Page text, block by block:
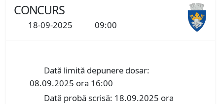
CONCURS
18-09-2025 09:00
Dată limită depunere dosar:
08.09.2025 ora 16:00
Dată probă scrisă: 18.09.2025 ora